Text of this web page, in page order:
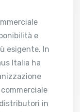
e
esigente. In
Italia ha
in